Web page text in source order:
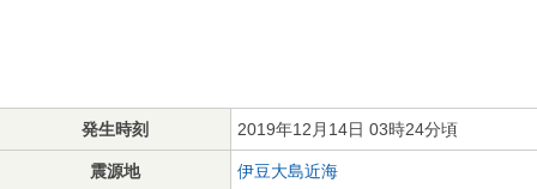
発生時刻 2019年12月14日 03時24分頃
震源地 伊豆大島近海